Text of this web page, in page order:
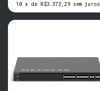
10 x de R$3.373,29 sem juros